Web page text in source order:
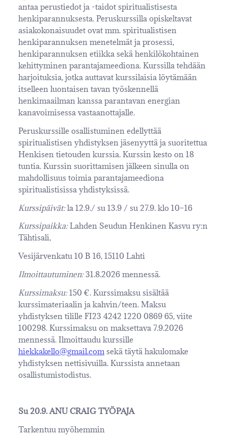
antaa perustiedot ja -taidot spiritualistisesta
henkiparannuksesta. Peruskurssilla opiskeltavat
asiakokonaisuudet ovat mm. spiritualistisen
henkiparannuksen menetelmät ja prosessi,
henkiparannuksen etiikka sekä henkilökohtainen
kehittyminen parantajameediona. Kurssilla tehdään
harjoituksia, jotka auttavat kurssilaisia löytämään
itselleen luontaisen tavan työskennellä
henkimaailman kanssa parantavan energian
kanavoimisessa vastaanottajalle.
Peruskurssille osallistuminen edellyttää
spiritualistisen yhdistyksen jäsenyyttä ja suoritettua
Henkisen tietouden kurssia. Kurssin kesto on 18
tuntia. Kurssin suorittamisen jälkeen sinulla on
mahdollisuus toimia parantajameediona
spiritualistisissa yhdistyksissä.
Kurssipäivät:la 12.9./ su 13.9 / su 27.9. klo 10–16
Kurssipaikka:Lahden Seudun Henkinen Kasvu ry:n
Tähtisali,
Vesijärvenkatu 10 B 16, 15110 Lahti
Ilmoittautuminen:31.8.2026 mennessä.
Kurssimaksu:150 €. Kurssimaksu sisältää
kurssimateriaalin ja kahvin/teen. Maksu
yhdistyksen tilille FI23 4242 1220 0869 65, viite
100298. Kurssimaksu on maksettava 7.9.2026
mennessä. Ilmoittaudu kurssille
hiekkakello@gmail.com sekä täytä hakulomake
yhdistyksen nettisivuilla. Kurssista annetaan
osallistumistodistus.
Su 20.9. ANU CRAIG TYÖPAJA
Tarkentuu myöhemmin